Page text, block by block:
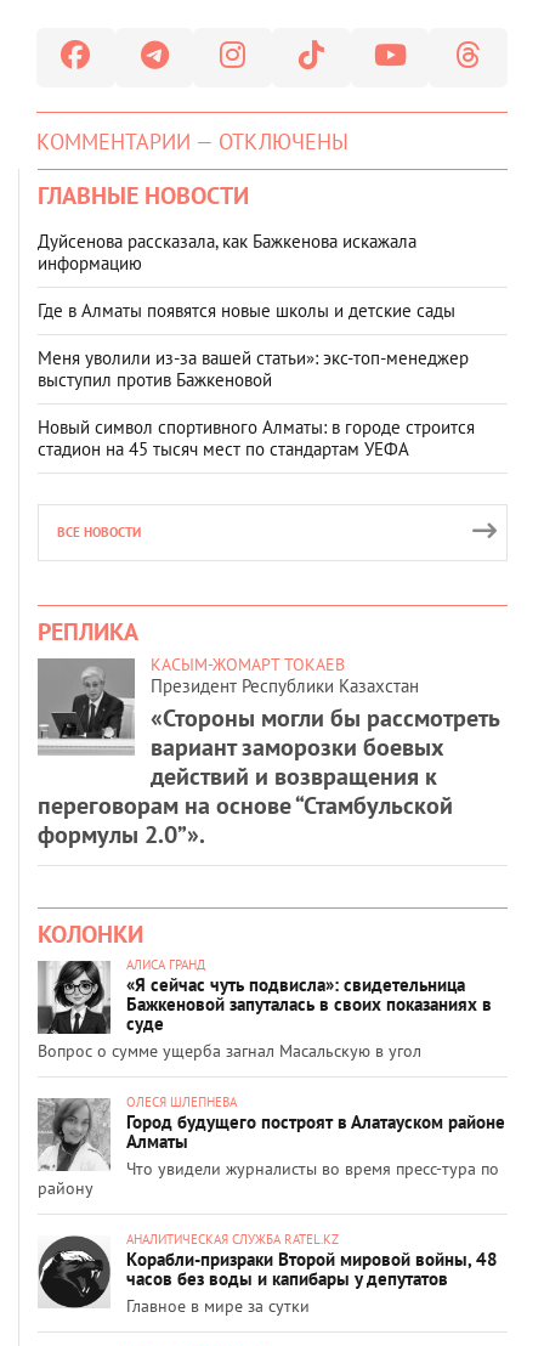
КОММЕНТАРИИ — ОТКЛЮЧЕНЫ
ГЛАВНЫЕ НОВОСТИ
Дуйсенова рассказала, как Бажкенова искажала
информацию
Где в Алматы появятся новые школы и детские сады
Меня уволили из-за вашей статьи»: экс-топ-менеджер
выступил против Бажкеновой
Новый символ спортивного Алматы: в городе строится
стадион на 45 тысяч мест по стандартам УЕФА
ВСЕ НОВОСТИ
РЕПЛИКА
КАСЫМ-ЖОМАРТ ТОКАЕВ
Президент Республики Казахстан
«Стороны могли бы рассмотреть
вариант заморозки боевых
действий и возвращения к
переговорам на основе “Стамбульской
формулы 2.0”».
КОЛОНКИ
АЛИСА ГРАНД
«Я сейчас чуть подвисла»: свидетельница
Бажкеновой запуталась в своих показаниях в
суде
Вопрос о сумме ущерба загнал Масальскую в угол
ОЛЕСЯ ШЛЕПНЕВА
Город будущего построят в Алатауском районе
Алматы
Что увидели журналисты во время пресс-тура по
району
АНАЛИТИЧЕСКАЯ СЛУЖБА RATEL.KZ
Корабли-призраки Второй мировой войны, 48
часов без воды и капибары у депутатов
Главное в мире за сутки